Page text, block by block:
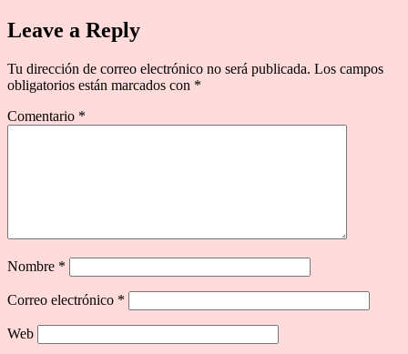
Leave a Reply
Tu dirección de correo electrónico no será publicada. Los campos
obligatorios están marcados con *
Comentario *
Nombre *
Correo electrónico *
Web